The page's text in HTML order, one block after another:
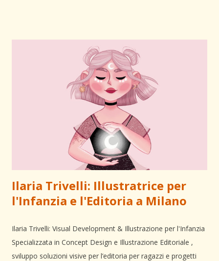
un'alta precisione per mantenere il realismo richiesto dal
regista. Processo creativo Il lavoro ha previsto la
progettazione e costruzione di tre set distinti, utilizzando un
mix di tecniche artigianali: Set ristorante Ricostruzione di una
cena all’italiana. Ho realizzato un tavolino in legno
apparecchiato con piatti e bicchieri in resina e p...
Ilaria Trivelli: Illustratrice per
l'Infanzia e l'Editoria a Milano
Ilaria Trivelli: Visual Development & Illustrazione per l'Infanzia
Specializzata in Concept Design e Illustrazione Editoriale ,
sviluppo soluzioni visive per l’editoria per ragazzi e progetti